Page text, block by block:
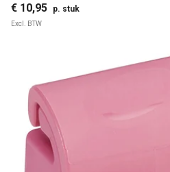
€ 10,95 p. stuk
Excl. BTW